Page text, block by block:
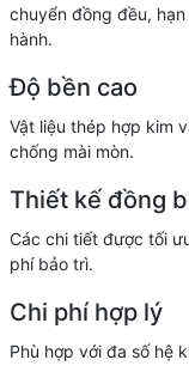
chuyển đồng đều,
hành.
Độ bền cao
Vật liệu thép hợp kim
chống mài mòn.
Thiết kế đồng
Các chi tiết được tối
phí bảo trì.
Chi phí hợp lý
Phù hợp với đa số hệ